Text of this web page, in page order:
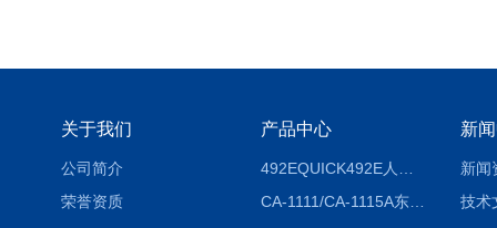
关于我们
公司简介
荣誉资质
产品中心
CA-1111/CA-1115A东京理化EYELA CA-1111/CA-1115A冷却水循环装置
新
新闻
技术